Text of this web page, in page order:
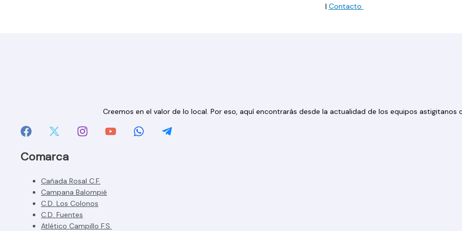
| Contacto
Creemos en el valor de lo local. Por eso, aquí encontrarás desde la actualidad de los equipos astigitanos
Comarca
Cañada Rosal C.F.
Campana Balompié
C.D. Los Colonos
C.D. Fuentes
Atlético Campillo F.S.